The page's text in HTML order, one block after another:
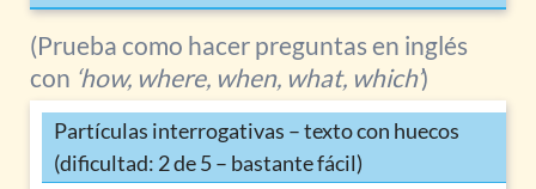
(Prueba como hacer preguntas en inglés
con ‘how, where, when, what, which’)
Partículas interrogativas – texto con huecos
(dificultad: 2 de 5 – bastante fácil)